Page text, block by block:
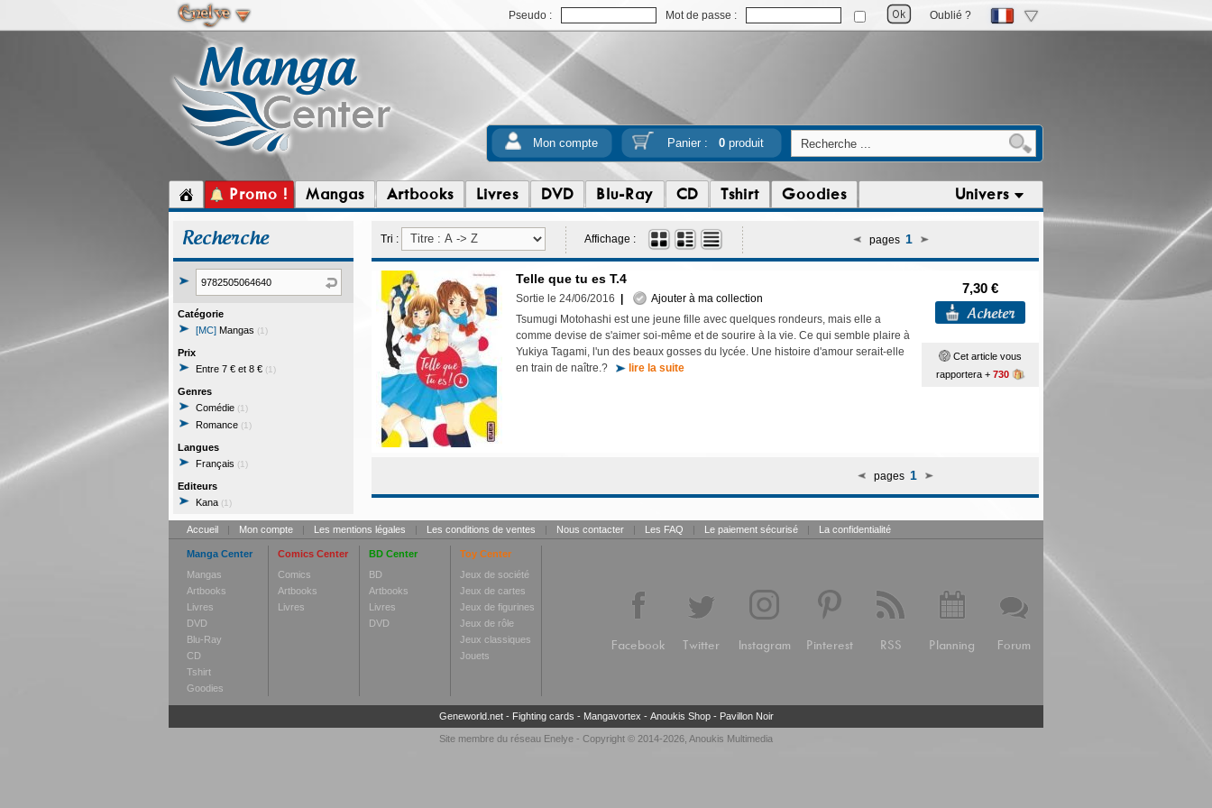
Pseudo : Mot de passe : Oublié ?
Mon compte Panier : 0produit
Promo ! Mangas Artbooks Livres DVD Blu-Ray CD Tshirt Goodies Univers
Recherche
Catégorie
[MC] Mangas (1)
Prix
Entre 7 € et 8 € (1)
Genres
Comédie (1)
Romance (1)
Langues
Français (1)
Editeurs
Kana (1)
Tri : Affichage : pages 1
Telle que tu es T.4
Sortie le 24/06/2016
Ajouter à ma collection
Tsumugi Motohashi est une jeune fille avec quelques rondeurs, mais elle a
comme devise de s'aimer soi-même et de sourire à la vie. Ce qui semble plaire à
Yukiya Tagami, l'un des beaux gosses du lycée. Une histoire d'amour serait-elle
en train de naître.?
lire la suite
7,30 €
Cet article vous
rapportera + 730
pages 1
Accueil | Mon compte | Les mentions légales | Les conditions de ventes | Nous contacter | Les FAQ | Le paiement sécurisé | La confidentialité
Manga Center
Mangas
Artbooks
Livres
DVD
Blu-Ray
CD
Tshirt
Goodies
Comics Center
Comics
Artbooks
Livres
BD Center
BD
Artbooks
Livres
DVD
Toy Center
Jeux de société
Jeux de cartes
Jeux de figurines
Jeux de rôle
Jeux classiques
Jouets
Facebook Twitter Instagram Pinterest RSS Planning Forum
Geneworld.net- Fighting cards - Mangavortex - Anoukis Shop- Pavillon Noir
Site membre du réseau Enelye - Copyright © 2014-2026, Anoukis Multimedia